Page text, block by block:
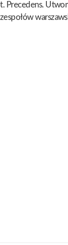
Precedens.